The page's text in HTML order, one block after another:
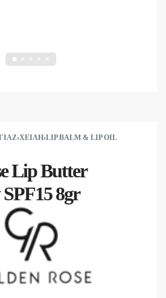
›ΧΕΊΛΗ›LIP BALM & LIP OIL
Lip Butter
8gr